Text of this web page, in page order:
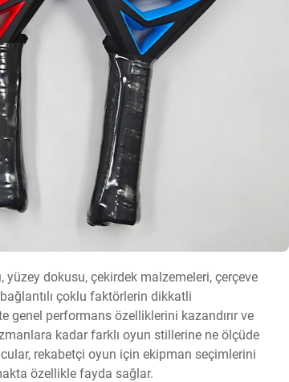
yüzey dokusu, çekirdek malzemeleri, çerçeve
çoklu faktörlerin dikkatli
genel performans özelliklerini kazandırır ve
kadar farklı oyun stillerine ne ölçüde
rekabetçi oyun için ekipman seçimlerini
özellikle fayda sağlar.